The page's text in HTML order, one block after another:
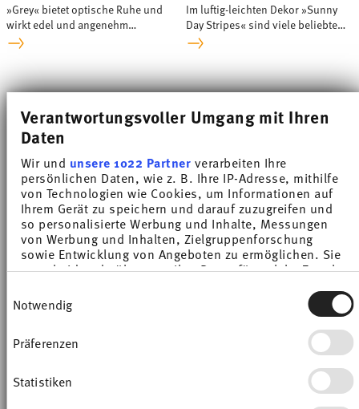
Verantwortungsvoller Umgang mit Ihren
Daten
Wir und unsere 1022 Partnerverarbeiten Ihre
persönlichen Daten, wie z. B. Ihre IP-Adresse, mithilfe
von Technologien wie Cookies, um Informationen auf
Ihrem Gerät zu speichern und darauf zuzugreifen und
so personalisierte Werbung und Inhalte, Messungen
von Werbung und Inhalten, Zielgruppenforschung
sowie Entwicklung von Angeboten zu ermöglichen. Sie
entscheiden darüber, wer Ihre Daten für welche Zwecke
Cookie-Erklärung oder durch Klicken auf das Privacy
Trigger Symbol ändern oder widerrufen
Wenn Sie es erlauben, würden wir auch gerne:
erfassen, welche bis auf einige Meter genau sein
Notwendig
Präferenzen
Statistiken
»Grey« bietet optische Ruhe und
wirkt edel und angenehm
sophisticated.
Im luftig-leichten Dekor »Sunny
Day Stripes« sind viele beliebte
Sunny Day Farben enthalten.
Thomas Sunny Day-Geschirr:
bunt, modern und vielseitig
kombinierbar
DieThomas Sunny Day Geschirr-Kollektionist
so vielfältig wie das Leben selbst. Von zarten
nordisch-kühle Nuancen bis hin zu
kraftvollen, intensiven Farben, findet sich eine
große Auswahl an Farben von
Thomas Sunny
Day.